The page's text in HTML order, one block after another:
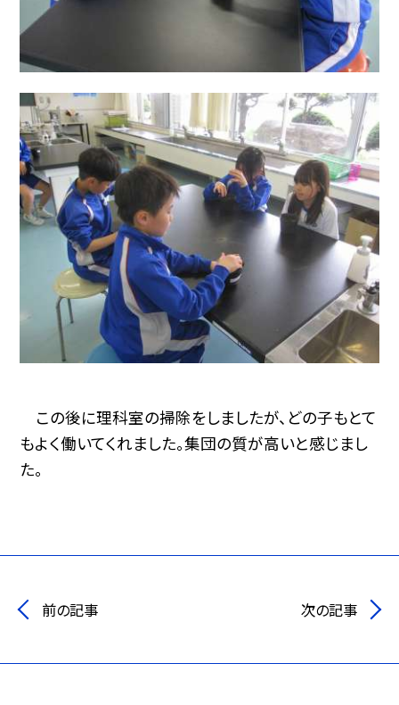
この後に理科室の掃除をしましたが、どの子もとて
もよく働いてくれました。集団の質が高いと感じまし
た。
前の記事 次の記事